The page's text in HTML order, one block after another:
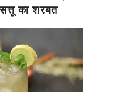
का शरबत